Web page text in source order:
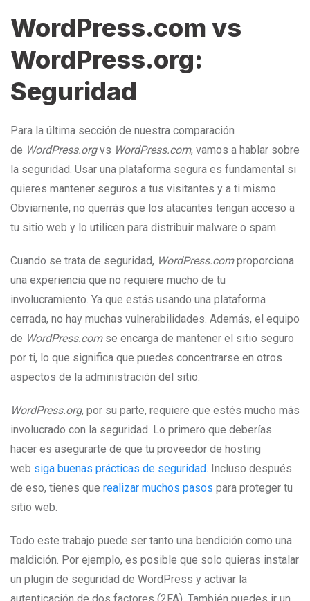
WordPress.com vs
WordPress.org:
Seguridad
Para la última sección de nuestra comparación
de WordPress.orgvs WordPress.com, vamos a hablar sobre
la seguridad. Usar una plataforma segura es fundamental si
quieres mantener seguros a tus visitantes y a ti mismo.
Obviamente, no querrás que los atacantes tengan acceso a
tu sitio web y lo utilicen para distribuir malware o spam.
Cuando se trata de seguridad, WordPress.comproporciona
una experiencia que no requiere mucho de tu
involucramiento. Ya que estás usando una plataforma
cerrada, no hay muchas vulnerabilidades. Además, el equipo
de WordPress.com se encarga de mantener el sitio seguro
por ti, lo que significa que puedes concentrarse en otros
aspectos de la administración del sitio.
WordPress.org, por su parte, requiere que estés mucho más
involucrado con la seguridad. Lo primero que deberías
hacer es asegurarte de que tu proveedor de hosting
web siga buenas prácticas de seguridad . Incluso después
de eso, tienes que realizar muchos pasos para proteger tu
sitio web.
Todo este trabajo puede ser tanto una bendición como una
maldición. Por ejemplo, es posible que solo quieras instalar
un plugin de seguridad de WordPress y activar la
autenticación de dos factores (2FA). También puedes ir un